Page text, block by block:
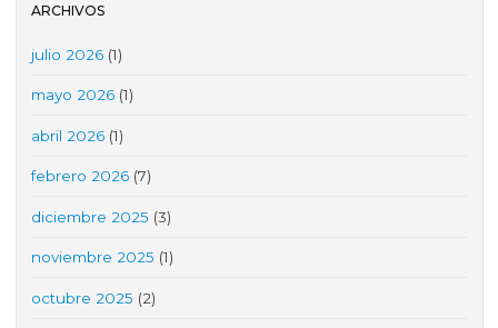
ARCHIVOS
julio 2026 (1)
mayo 2026 (1)
abril 2026 (1)
febrero 2026 (7)
diciembre 2025 (3)
noviembre 2025 (1)
octubre 2025 (2)